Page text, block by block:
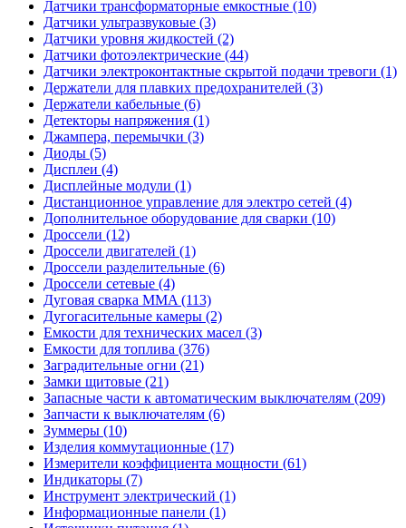
Датчики трансформаторные емкостные (10)
Датчики ультразвуковые (3)
Датчики уровня жидкостей (2)
Датчики фотоэлектрические (44)
Датчики электроконтактные скрытой подачи тревоги (1)
Держатели для плавких предохранителей (3)
Держатели кабельные (6)
Детекторы напряжения (1)
Джампера, перемычки (3)
Диоды (5)
Дисплеи (4)
Дисплейные модули (1)
Дистанционное управление для электро сетей (4)
Дополнительное оборудование для сварки (10)
Дроссели (12)
Дроссели двигателей (1)
Дроссели разделительные (6)
Дроссели сетевые (4)
Дуговая сварка MMA (113)
Дугогасительные камеры (2)
Емкости для технических масел (3)
Емкости для топлива (376)
Заградительные огни (21)
Замки щитовые (21)
Запасные части к автоматическим выключателям (209)
Запчасти к выключателям (6)
Зуммеры (10)
Изделия коммутационные (17)
Измерители коэффициента мощности (61)
Индикаторы (7)
Инструмент электрический (1)
Информационные панели (1)